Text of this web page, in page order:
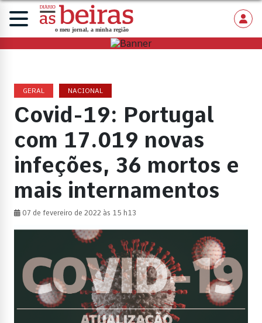
GERAL NACIONAL
Covid-19: Portugal
com 17.019 novas
infeções, 36 mortos e
mais internamentos
07 de fevereiro de 2022 às 15 h13